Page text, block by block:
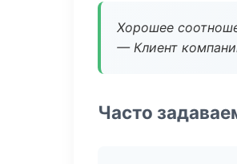
Хорошее
— Клиент
Часто